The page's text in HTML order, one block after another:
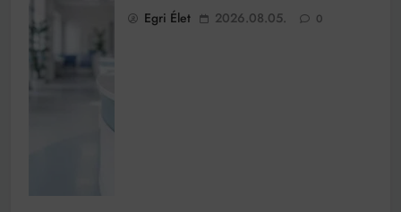
Egri Élet 2026.08.05. 0